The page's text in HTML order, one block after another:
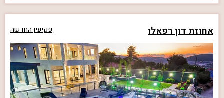
אחוזת דון רפאלו פקיעין החדשה